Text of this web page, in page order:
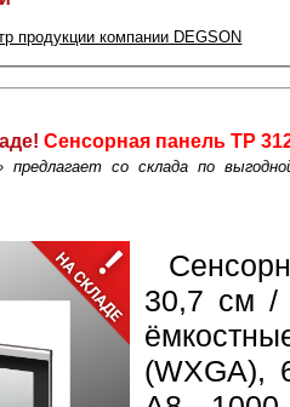
продукции компании DEGSON
Сенсорная панель TP
предлагает со склада по
30,7 см /
(WXGA),